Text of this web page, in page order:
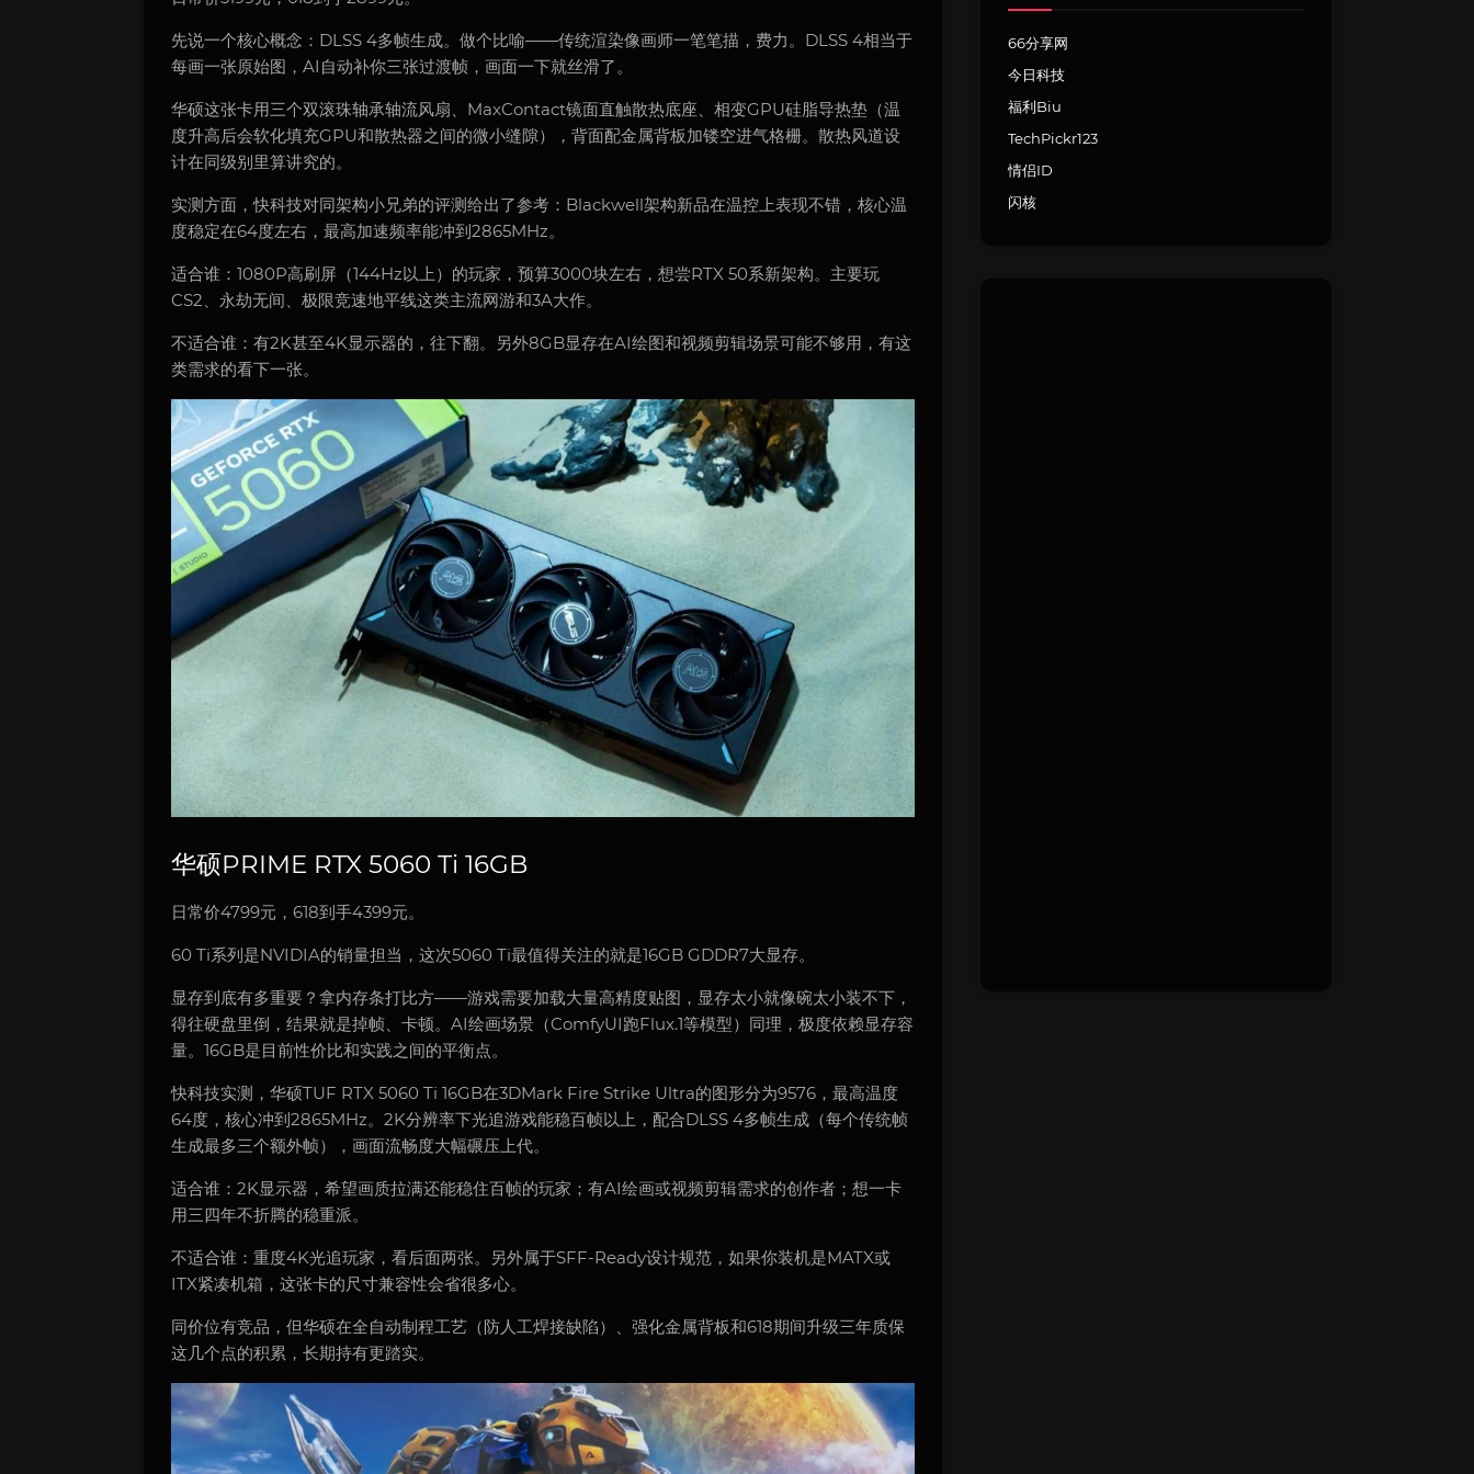
先说一个核心概念：DLSS 4多帧生成。做个比喻——传统渲染像画师一笔笔描，费力。DLSS 4相当于
每画一张原始图，AI自动补你三张过渡帧，画面一下就丝滑了。
华硕这张卡用三个双滚珠轴承轴流风扇、MaxContact镜面直触散热底座、相变GPU硅脂导热垫（温
度升高后会软化填充GPU和散热器之间的微小缝隙），背面配金属背板加镂空进气格栅。散热风道设
计在同级别里算讲究的。
实测方面，快科技对同架构小兄弟的评测给出了参考：Blackwell架构新品在温控上表现不错，核心温
度稳定在64度左右，最高加速频率能冲到2865MHz。
适合谁：1080P高刷屏（144Hz以上）的玩家，预算3000块左右，想尝RTX 50系新架构。主要玩
CS2、永劫无间、极限竞速地平线这类主流网游和3A大作。
不适合谁：有2K甚至4K显示器的，往下翻。另外8GB显存在AI绘图和视频剪辑场景可能不够用，有这
类需求的看下一张。
华硕PRIME RTX 5060 Ti 16GB
日常价4799元，618到手4399元。
60 Ti系列是NVIDIA的销量担当，这次5060 Ti最值得关注的就是16GB GDDR7大显存。
显存到底有多重要？拿内存条打比方——游戏需要加载大量高精度贴图，显存太小就像碗太小装不下，
得往硬盘里倒，结果就是掉帧、卡顿。AI绘画场景（ComfyUI跑Flux.1等模型）同理，极度依赖显存容
量。16GB是目前性价比和实践之间的平衡点。
快科技实测，华硕TUF RTX 5060 Ti 16GB在3DMark Fire Strike Ultra的图形分为9576，最高温度
64度，核心冲到2865MHz。2K分辨率下光追游戏能稳百帧以上，配合DLSS 4多帧生成（每个传统帧
生成最多三个额外帧），画面流畅度大幅碾压上代。
适合谁：2K显示器，希望画质拉满还能稳住百帧的玩家；有AI绘画或视频剪辑需求的创作者；想一卡
用三四年不折腾的稳重派。
不适合谁：重度4K光追玩家，看后面两张。另外属于SFF-Ready设计规范，如果你装机是MATX或
ITX紧凑机箱，这张卡的尺寸兼容性会省很多心。
同价位有竞品，但华硕在全自动制程工艺（防人工焊接缺陷）、强化金属背板和618期间升级三年质保
这几个点的积累，长期持有更踏实。
66分享网
今日科技
福利Biu
TechPickr123
情侣ID
闪核